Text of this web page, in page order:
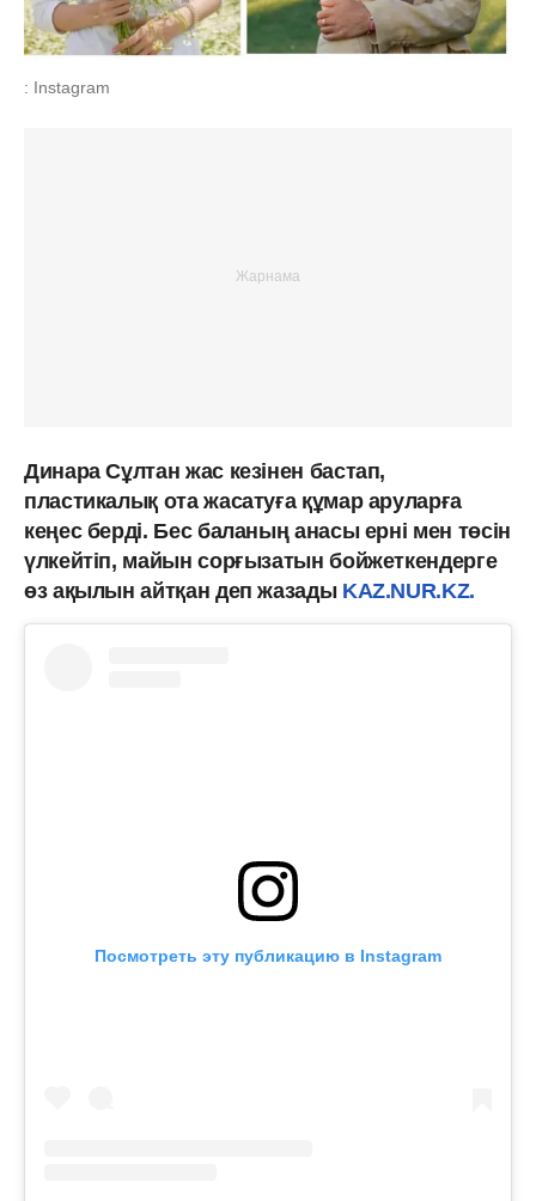
: Instagram
Динара Сұлтан жас кезінен бастап,
пластикалық ота жасатуға құмар аруларға
кеңес берді. Бес баланың анасы ерні мен төсін
үлкейтіп, майын сорғызатын бойжеткендерге
өз ақылын айтқан деп жазады KAZ.NUR.KZ.
Посмотреть эту публикацию в Instagram